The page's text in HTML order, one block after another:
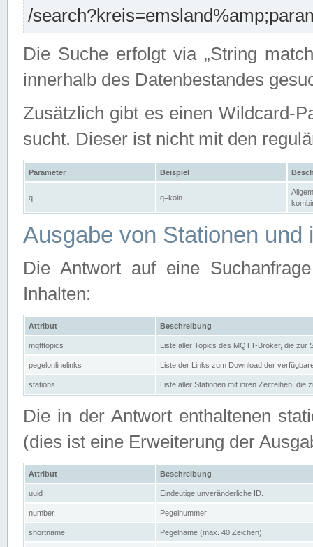
/
Die Suche erfolgt via „String
innerhalb des Datenbestandes
Zusätzlich gibt es einen Wildcard-
sucht. Dieser ist nicht mit den
Parameter Beispiel
q q=köln
Ausgabe von Stationen und
Die Antwort auf eine
Inhalten:
Attribut Beschreibung
mqtttopics Liste aller Topics des MQTT-Broker, die zur
pegelonlinelinks Liste der Links zum Download der
stations Liste aller Stationen mit ihren Zeitreihen, die
Die in der Antwort enthaltenen
(dies ist eine Erweiterung der
Attribut Beschreibung
uuid Eindeutige unveränderliche ID.
number Pegelnummer
shortname Pegelname (max. 40 Zeichen)